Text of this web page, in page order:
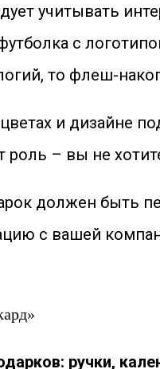
учитывать
с
то флеш-
и дизайне
роль – вы не
должен быть
с вашей
ручки,